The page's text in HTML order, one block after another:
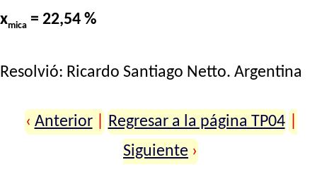
xmica = 22,54 %
Resolvió: Ricardo Santiago Netto. Argentina
‹ Anterior Regresar a la página TP04
Siguiente ›